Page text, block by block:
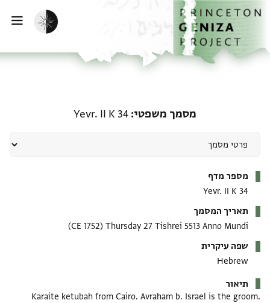
דילוג לתוכן
דף הבית
הפעלת מצב כהה
מסמך משפטי Yevr. II K 34
מספר מדף
Yevr. II K 34
תאריך המסמך
Thursday 27 Tishrei 5513 Anno Mundi
(1752 CE)
שפה עיקרית
Hebrew
תיאור
Karaite ketubah from Cairo. Avraham b. Israel is the groom.